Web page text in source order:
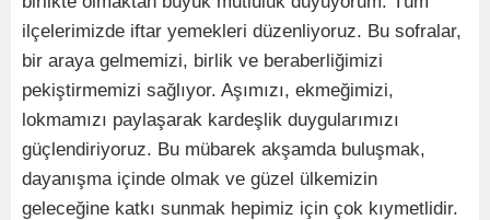
ilçelerimizde iftar yemekleri düzenliyoruz. Bu sofralar,
bir araya gelmemizi, birlik ve beraberliğimizi
pekiştirmemizi sağlıyor. Aşımızı, ekmeğimizi,
lokmamızı paylaşarak kardeşlik duygularımızı
güçlendiriyoruz. Bu mübarek akşamda buluşmak,
dayanışma içinde olmak ve güzel ülkemizin
geleceğine katkı sunmak hepimiz için çok kıymetlidir.